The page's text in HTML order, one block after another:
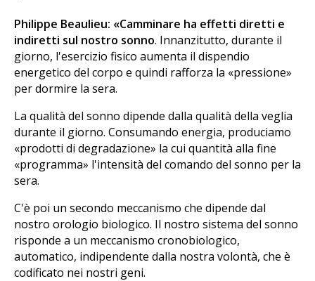
Philippe Beaulieu: «Camminare ha effetti diretti e
indiretti sul nostro sonno. Innanzitutto, durante il
giorno, l'esercizio fisico aumenta il dispendio
energetico del corpo e quindi rafforza la «pressione»
per dormire la sera.
La qualità del sonno dipende dalla qualità della veglia
durante il giorno. Consumando energia, produciamo
«prodotti di degradazione» la cui quantità alla fine
«programma» l'intensità del comando del sonno per la
sera.
C'è poi un secondo meccanismo che dipende dal
nostro orologio biologico. Il nostro sistema del sonno
risponde a un meccanismo cronobiologico,
automatico, indipendente dalla nostra volontà, che è
codificato nei nostri geni.